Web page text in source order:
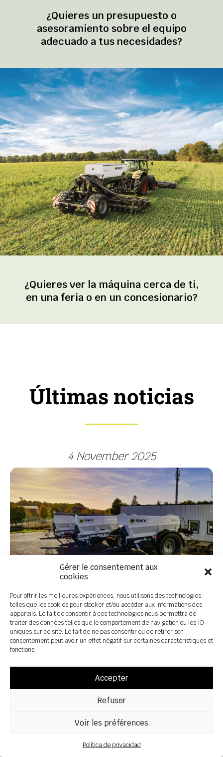
Gérer le consentement aux
cookies
Pour offrir les meilleures expériences, nous utilisons des technologies
telles que les cookies pour stocker et/ou accéder aux informations des
appareils. Le fait de consentir à ces technologies nous permettra de
traiter des données telles que le comportement de navigation ou les ID
uniques sur ce site. Le fait de ne pas consentir ou de retirer son
consentement peut avoir un effet négatif sur certaines caractéristiques et
fonctions.
Accepter
Refuser
Voir les préférences
Política de privacidad
¿Quieres un presupuesto o
asesoramiento sobre el equipo
adecuado a tus necesidades?
¿Quieres ver la máquina cerca de ti,
en una feria o en un concesionario?
Últimas noticias
4 November 2025
SKY Agriculture lanza la nueva
gama FALCON T
Con la nueva gama de abonadoras
arrastradas FALCON T, compuesta por cuatro
Agriculture ofrece ahora la gama más amplia